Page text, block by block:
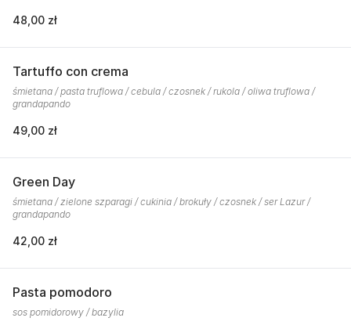
48,00 zł
Tartuffo con crema
śmietana / pasta truflowa / cebula / czosnek / rukola / oliwa truflowa /
grandapando
49,00 zł
Green Day
śmietana / zielone szparagi / cukinia / brokuły / czosnek / ser Lazur /
grandapando
42,00 zł
Pasta pomodoro
sos pomidorowy / bazylia